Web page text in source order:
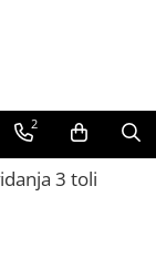
2
3 toli